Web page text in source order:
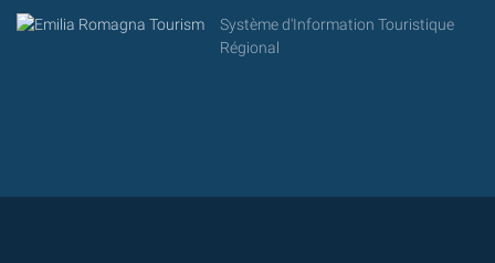
Système d'Information Touristique
Régional